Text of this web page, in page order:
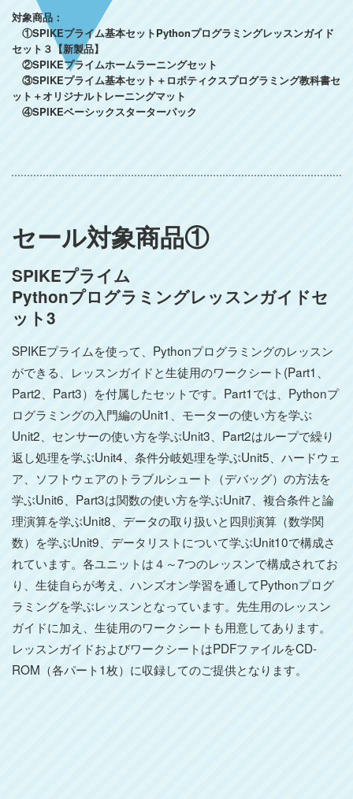
対象商品：
①SPIKEプライム基本セットPythonプログラミングレッスンガイド
セット３【新製品】
②SPIKEプライムホームラーニングセット
③SPIKEプライム基本セット＋ロボティクスプログラミング教科書セ
ット＋オリジナルトレーニングマット
④SPIKEベーシックスターターパック
セール対象商品①
SPIKEプライム
Pythonプログラミングレッスンガイドセ
ット3
SPIKEプライムを使って、Pythonプログラミングのレッスン
ができる、レッスンガイドと生徒用のワークシート(Part1、
Part2、Part3）を付属したセットです。Part1では、Pythonプ
ログラミングの入門編のUnit1、モーターの使い方を学ぶ
Unit2、センサーの使い方を学ぶUnit3、Part2はループで繰り
返し処理を学ぶUnit4、条件分岐処理を学ぶUnit5、ハードウェ
ア、ソフトウェアのトラブルシュート（デバッグ）の方法を
学ぶUnit6、Part3は関数の使い方を学ぶUnit7、複合条件と論
理演算を学ぶUnit8、データの取り扱いと四則演算（数学関
数）を学ぶUnit9、データリストについて学ぶUnit10で構成さ
れています。各ユニットは４～7つのレッスンで構成されてお
り、生徒自らが考え、ハンズオン学習を通してPythonプログ
ラミングを学ぶレッスンとなっています。先生用のレッスン
ガイドに加え、生徒用のワークシートも用意してあります。
レッスンガイドおよびワークシートはPDFファイルをCD-
ROM（各パート1枚）に収録してのご提供となります。